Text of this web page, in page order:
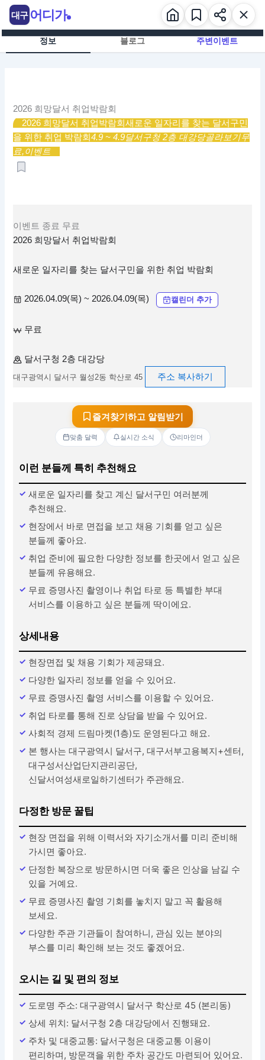
츠
정보 블로그 주변이벤트
2026 희망달서 취업박람회
2026 희망달서 취업박람회새로운 일자리를 찾는 달서구민
을 위한 취업 박람회4.9 ~ 4.9달서구청 2층 대강당골라보기무
료,이벤트
이벤트 종료 무료
2026 희망달서 취업박람회
새로운 일자리를 찾는 달서구민을 위한 취업 박람회
2026.04.09(목) ~ 2026.04.09(목) 캘린더 추가
무료
달서구청 2층 대강당
대구광역시 달서구 월성2동 학산로 45 주소 복사하기
즐겨찾기하고 알림받기
맞춤 달력 실시간 소식 리마인더
이런 분들께 특히 추천해요
새로운 일자리를 찾고 계신 달서구민 여러분께
추천해요.
현장에서 바로 면접을 보고 채용 기회를 얻고 싶은
분들께 좋아요.
취업 준비에 필요한 다양한 정보를 한곳에서 얻고 싶은
분들께 유용해요.
무료 증명사진 촬영이나 취업 타로 등 특별한 부대
서비스를 이용하고 싶은 분들께 딱이에요.
상세내용
현장면접 및 채용 기회가 제공돼요.
다양한 일자리 정보를 얻을 수 있어요.
무료 증명사진 촬영 서비스를 이용할 수 있어요.
취업 타로를 통해 진로 상담을 받을 수 있어요.
사회적 경제 드림마켓(1층)도 운영된다고 해요.
본 행사는 대구광역시 달서구, 대구서부고용복지+센터,
대구성서산업단지관리공단,
신달서여성새로일하기센터가 주관해요.
다정한 방문 꿀팁
현장 면접을 위해 이력서와 자기소개서를 미리 준비해
가시면 좋아요.
단정한 복장으로 방문하시면 더욱 좋은 인상을 남길 수
있을 거예요.
무료 증명사진 촬영 기회를 놓치지 말고 꼭 활용해
보세요.
다양한 주관 기관들이 참여하니, 관심 있는 분야의
부스를 미리 확인해 보는 것도 좋겠어요.
오시는 길 및 편의 정보
도로명 주소: 대구광역시 달서구 학산로 45 (본리동)
상세 위치: 달서구청 2층 대강당에서 진행돼요.
주차 및 대중교통: 달서구청은 대중교통 이용이
편리하며, 방문객을 위한 주차 공간도 마련되어 있어요.
대구 어디가